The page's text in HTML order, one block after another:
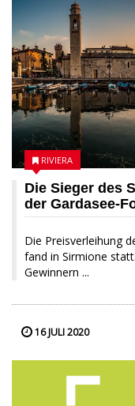
Die Sieger des
der Gardasee-
Die Preisverleihung
fand in Sirmione
Gewinnern ...
RIVIERA
16 JULI 2020